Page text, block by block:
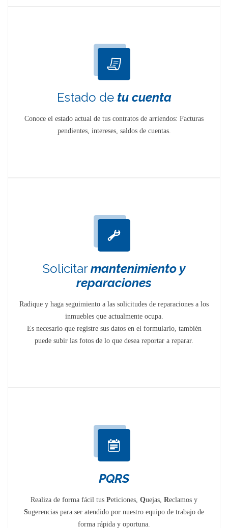
dejar la comodidad y tranquilidad de tu hogar.
Estado de tu cuenta
Conoce el estado actual de tus contratos de arriendos: Facturas
pendientes, intereses, saldos de cuentas.
Solicitarmantenimiento y
reparaciones
Radique y haga seguimiento a las solicitudes de reparaciones a los
inmuebles que actualmente ocupa.
Es necesario que registre sus datos en el formulario, también
puede subir las fotos de lo que desea reportar a reparar.
PQRS
Realiza de forma fácil tus Peticiones, Quejas, Reclamos y
Sugerencias para ser atendido por nuestro equipo de trabajo de
forma rápida y oportuna.